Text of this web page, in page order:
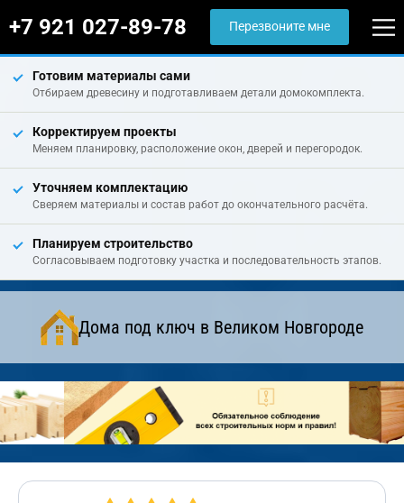
+7 921 027-89-78 Перезвоните мне
Готовим материалы сами
Отбираем древесину и подготавливаем детали домокомплекта.
Корректируем проекты
Меняем планировку, расположение окон, дверей и перегородок.
Уточняем комплектацию
Сверяем материалы и состав работ до окончательного расчёта.
Планируем строительство
Согласовываем подготовку участка и последовательность этапов.
Дома под ключ в Великом Новгороде